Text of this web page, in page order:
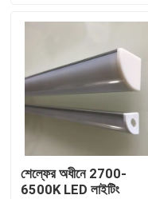
খবর
উদ্ধৃতির জন্য আবেদন
LED নিয়ন স্ট্রিপ লাইট
শেল্ফের অধীনে 2700-
6500K LED লাইটিং